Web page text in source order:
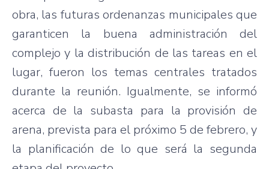
obra, las futuras ordenanzas municipales que
garanticen la buena administración del
complejo y la distribución de las tareas en el
lugar, fueron los temas centrales tratados
durante la reunión. Igualmente, se informó
acerca de la subasta para la provisión de
arena, prevista para el próximo 5 de febrero, y
la planificación de lo que será la segunda